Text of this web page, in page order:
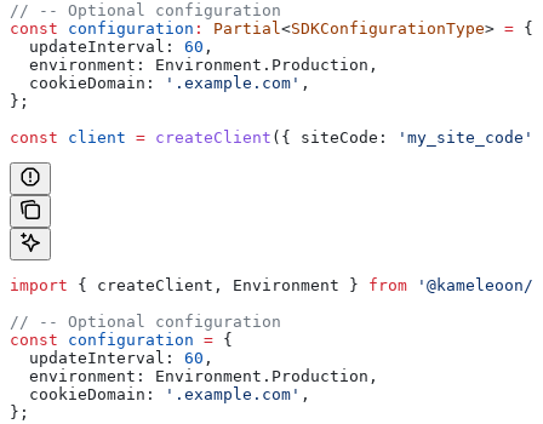
// -- Optional configuration
const configuration : Partial<SDKConfigurationType> = {
  updateInterval:
60 ,
  environment:
Environment . Production ,
  cookieDomain:
'.example.com' ,
};
const client = createClient ({ siteCode: 'my_site_code'
import { createClient , Environment } from
// -- Optional configuration
const configuration = {
  updateInterval:
60 ,
  environment:
Environment . Production ,
  cookieDomain:
'.example.com' ,
};